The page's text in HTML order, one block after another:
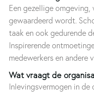
Een gezellige
gewaardeerd wordt.
taak en ook gedurende
Inspirerende
medewerkers en andere
Wat vraagt de
Inlevingsvermogen in de